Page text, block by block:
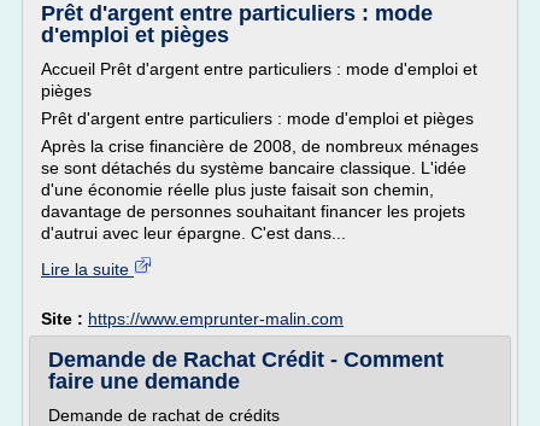
Prêt d'argent entre particuliers : mode
d'emploi et pièges
Accueil Prêt d'argent entre particuliers : mode d'emploi et
pièges
Prêt d'argent entre particuliers : mode d'emploi et pièges
Après la crise financière de 2008, de nombreux ménages
se sont détachés du système bancaire classique. L'idée
d'une économie réelle plus juste faisait son chemin,
davantage de personnes souhaitant financer les projets
d'autrui avec leur épargne. C'est dans...
Lire la suite
Site : https://www.emprunter-malin.com
Demande de Rachat Crédit - Comment
faire une demande
Demande de rachat de crédits